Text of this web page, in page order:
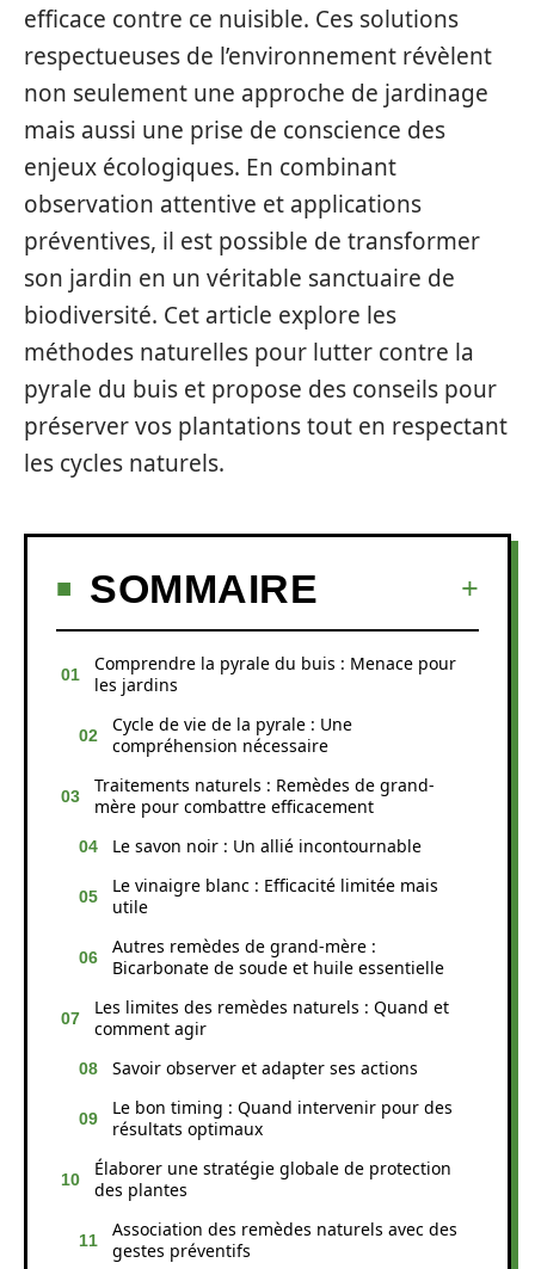
efficace contre ce nuisible. Ces solutions
respectueuses de l’environnement révèlent
non seulement une approche de jardinage
mais aussi une prise de conscience des
enjeux écologiques. En combinant
observation attentive et applications
préventives, il est possible de transformer
son jardin en un véritable sanctuaire de
biodiversité. Cet article explore les
méthodes naturelles pour lutter contre la
pyrale du buis et propose des conseils pour
préserver vos plantations tout en respectant
les cycles naturels.
SOMMAIRE
Comprendre la pyrale du buis : Menace pour
les jardins
Cycle de vie de la pyrale : Une
compréhension nécessaire
Traitements naturels : Remèdes de grand-
mère pour combattre efficacement
Le savon noir : Un allié incontournable
Le vinaigre blanc : Efficacité limitée mais
utile
Autres remèdes de grand-mère :
Bicarbonate de soude et huile essentielle
Les limites des remèdes naturels : Quand et
comment agir
Savoir observer et adapter ses actions
Le bon timing : Quand intervenir pour des
résultats optimaux
Élaborer une stratégie globale de protection
des plantes
Association des remèdes naturels avec des
gestes préventifs